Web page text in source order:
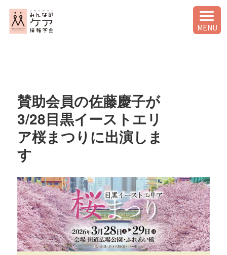
MENU
賛助会員の佐藤慶子が
3/28目黒イーストエリ
ア桜まつりに出演しま
す